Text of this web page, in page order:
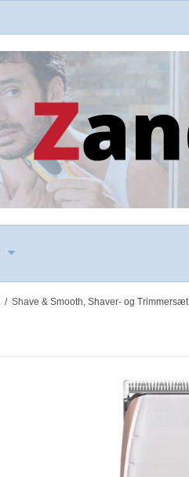
/ Shave & Smooth, Shaver- og Trimmersæt